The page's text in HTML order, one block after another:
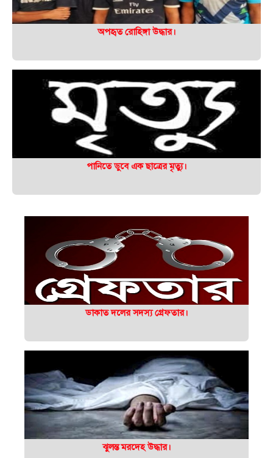
অপহৃত রোহিঙ্গা উদ্ধার।
পানিতে ডুবে এক ছাত্রের মৃত্যু।
ডাকাত দলের সদস্য গ্রেফতার।
ঝুলন্ত মরদেহ উদ্ধার।